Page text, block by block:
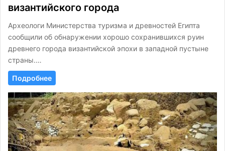
византийского города
Археологи Министерства туризма и древностей Египта
сообщили об обнаружении хорошо сохранившихся руин
древнего города византийской эпохи в западной пустыне
страны.…
Подробнее